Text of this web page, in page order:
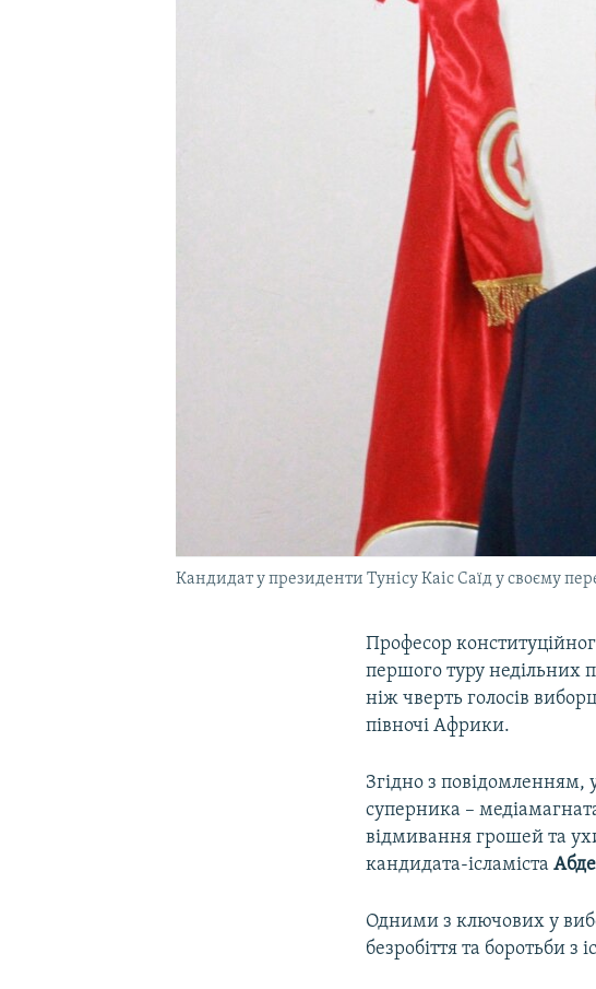
Кандидат у президенти Тунісу Каіс Саїд у своєму
Професор
першого туру недільних
ніж чверть голосів
півночі Африки.
Згідно з повідомленням, у
суперника –
відмивання грошей та
кандидата-ісламіста
Одними з ключових у
безробіття та боротьби